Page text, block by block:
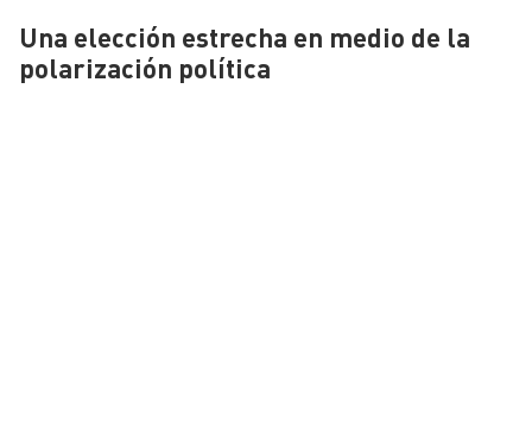
Una elección estrecha en medio de la
polarización política